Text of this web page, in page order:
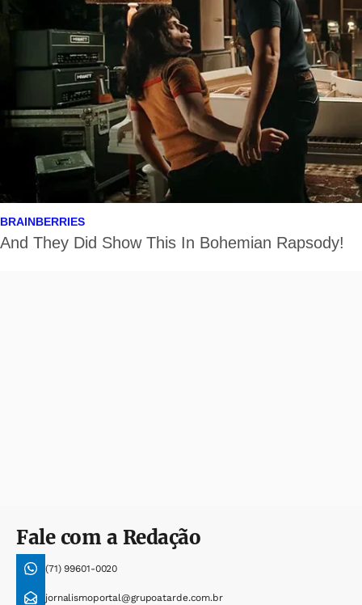
Fale com a Redação
(71) 99601-0020
jornalismoportal@grupoatarde.com.br